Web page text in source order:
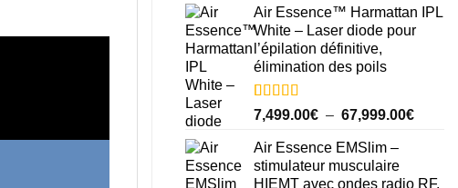
prix :
135.00€
à
499.00€
Air Essence™ Harmattan IPL
White – Laser diode pour
l’épilation définitive,
élimination des poils
Noté5.00
sur 5 basé
sur
14
notations
client
7,499.00€ – 67,999.00€Plage
Air Essence EMSlim –
stimulateur musculaire
HIEMT avec ondes radio RF,